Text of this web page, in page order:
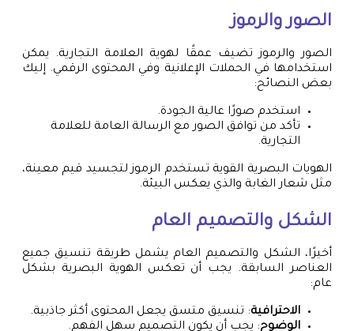
الصور والرموز
الصور والرموز تضيف عمقًا لهوية العلامة التجارية. يمكن
استخدامها في الحملات الإعلانية وفي المحتوى الرقمي. إليك
بعض النصائح:
استخدم صورًا عالية الجودة.
تأكد من توافق الصور مع الرسالة العامة للعلامة
التجارية.
الهويات البصرية القوية تستخدم الرموز لتجسيد قيم معينة،
مثل شعار الغابة والذي يعكس البيئة.
الشكل والتصميم العام
أخيرًا، الشكل والتصميم العام يشمل طريقة تنسيق جميع
العناصر السابقة. يجب أن تعكس الهوية البصرية بشكل
عام:
الاحترافية: تنسيق متسق يجعل المحتوى أكثر جاذبية.
الوضوح: يجب أن يكون التصميم سهل الفهم.